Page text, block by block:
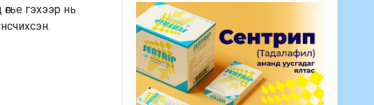
гэхээр нь